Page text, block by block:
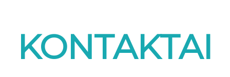
KONTAKTAI